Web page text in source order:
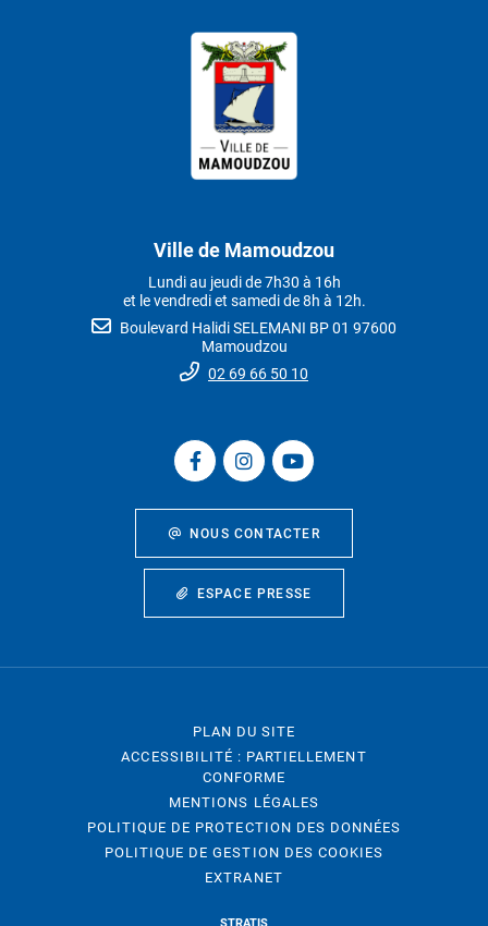
Ville de Mamoudzou
Lundi au jeudi de 7h30 à 16h
et le vendredi et samedi de 8h à 12h.
Boulevard Halidi SELEMANI BP 01 97600
Mamoudzou
02 69 66 50 10
NOUS CONTACTER
ESPACE PRESSE
PLAN DU SITE
ACCESSIBILITÉ : PARTIELLEMENT
CONFORME
MENTIONS LÉGALES
POLITIQUE DE PROTECTION DES DONNÉES
POLITIQUE DE GESTION DES COOKIES
EXTRANET